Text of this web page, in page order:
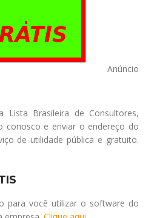
Anúncio
Lista Brasileira de Consultores,
conosco e enviar o endereço do
de utilidade pública e gratuito.
para você utilizar o software do